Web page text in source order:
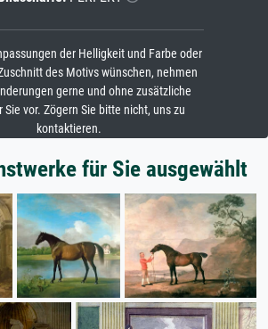
der Helligkeit und Farbe oder
des Motivs wünschen, nehmen
gerne und ohne zusätzliche
Sie vor. Zögern Sie bitte nicht, uns zu
kontaktieren.
für Sie ausgewählt